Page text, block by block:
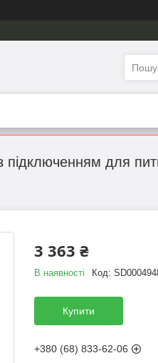
для
3 363 ₴
В наявності Код:
Купити
+380 (68) 833-62-06